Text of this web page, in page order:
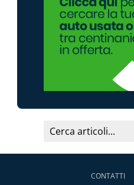
CONTATTI